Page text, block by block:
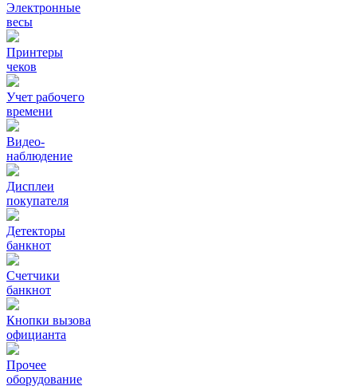
Электронные
весы
Принтеры
чеков
Учет рабочего
времени
Видео‑
наблюдение
Дисплеи
покупателя
Детекторы
банкнот
Счетчики
банкнот
Кнопки вызова
официанта
Прочее
оборудование